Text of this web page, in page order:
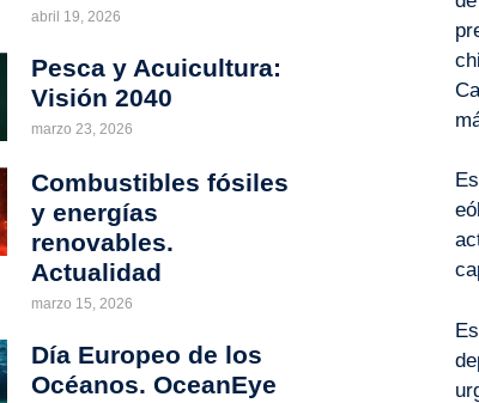
abril 19, 2026
Pesca y Acuicultura:
Visión 2040
marzo 23, 2026
Combustibles fósiles
y energías
renovables.
Actualidad
marzo 15, 2026
Día Europeo de los
Océanos. OceanEye